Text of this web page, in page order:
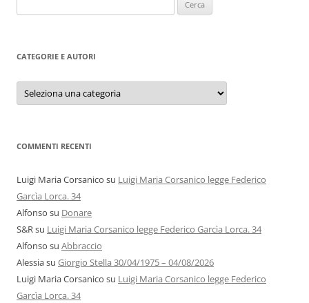
per:
CATEGORIE E AUTORI
Categorie
autori
COMMENTI RECENTI
Luigi Maria Corsanico su Luigi Maria Corsanico legge Federico
Garcìa Lorca. 34
Alfonso su Donare
S&Rsu Luigi Maria Corsanico legge Federico Garcìa Lorca. 34
Alfonso su Abbraccio
Alessiasu Giorgio Stella 30/04/1975 – 04/08/2026
Luigi Maria Corsanico su Luigi Maria Corsanico legge Federico
Garcìa Lorca. 34